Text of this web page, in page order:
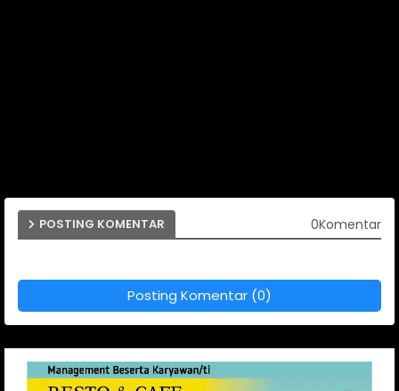
POSTING KOMENTAR 0Komentar
Posting Komentar (0)